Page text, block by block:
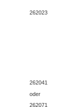
262023
262041
oder
262071